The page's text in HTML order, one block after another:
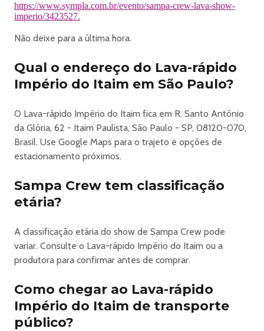
https://www.sympla.com.br/evento/sampa-crew-lava-show-
imperio/3423527.
Não deixe para a última hora.
Qual o endereço do Lava-rápido
Império do Itaim em São Paulo?
O Lava-rápido Império do Itaim fica em R. Santo Antônio
da Glória, 62 - Itaim Paulista, São Paulo - SP, 08120-070,
Brasil. Use Google Maps para o trajeto e opções de
estacionamento próximos.
Sampa Crew tem classificação
etária?
A classificação etária do show de Sampa Crew pode
variar. Consulte o Lava-rápido Império do Itaim ou a
produtora para confirmar antes de comprar.
Como chegar ao Lava-rápido
Império do Itaim de transporte
público?